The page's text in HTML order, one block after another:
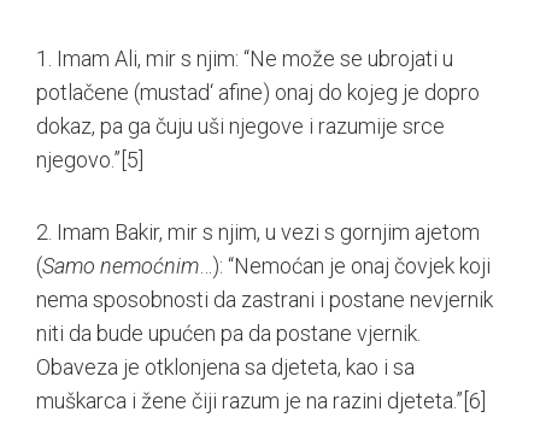
1. Imam Ali, mir s njim: “Ne može se ubrojati u
potlačene (mustad‘ afine) onaj do kojeg je dopro
dokaz, pa ga čuju uši njegove i razumije srce
njegovo.” [5]
2. Imam Bakir, mir s njim, u vezi s gornjim ajetom
(Samo nemoćnim …): “Nemoćan je onaj čovjek koji
nema sposobnosti da zastrani i postane nevjernik
niti da bude upućen pa da postane vjernik.
Obaveza je otklonjena sa djeteta, kao i sa
muškarca i žene čiji razum je na razini djeteta.” [6]